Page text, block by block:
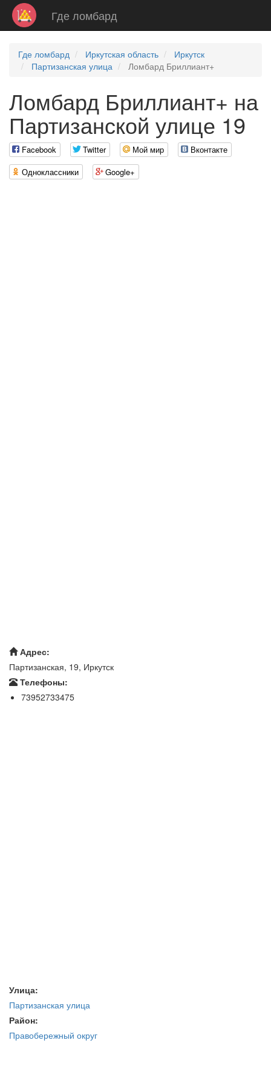
Где ломбард
Где ломбард Иркутская область
Иркутск
Партизанская улица
Ломбард Бриллиант+
Ломбард Бриллиант+ на
Партизанской улице 19
Facebook Twitter Мой мир
Вконтакте
Одноклассники
Google+
Адрес:
Партизанская, 19, Иркутск
Телефоны:
73952733475
Улица:
Партизанская улица
Район:
Правобережный округ